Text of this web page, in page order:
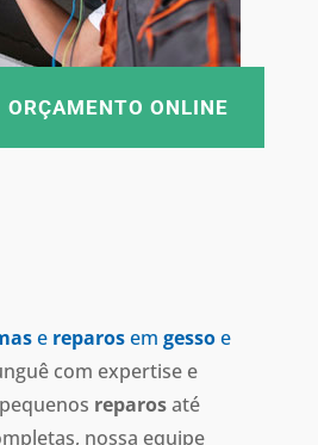
ORÇAMENTO ONLINE
e reparosem gessoe
com expertise e
reparosaté
nossa equipe